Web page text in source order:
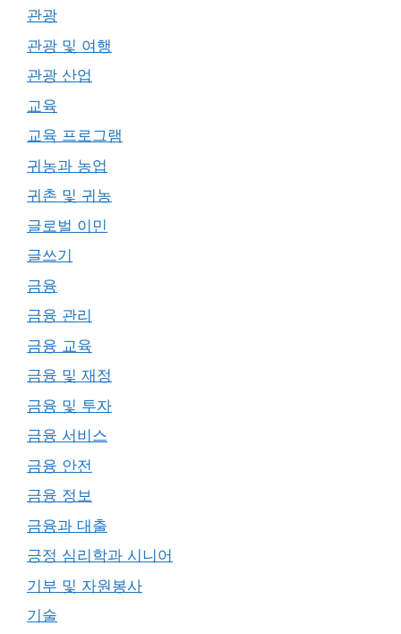
관광
관광 및 여행
관광 산업
교육
교육 프로그램
귀농과 농업
귀촌 및 귀농
글로벌 이민
글쓰기
금융
금융 관리
금융 교육
금융 및 재정
금융 및 투자
금융 서비스
금융 안전
금융 정보
금융과 대출
긍정 심리학과 시니어
기부 및 자원봉사
기술